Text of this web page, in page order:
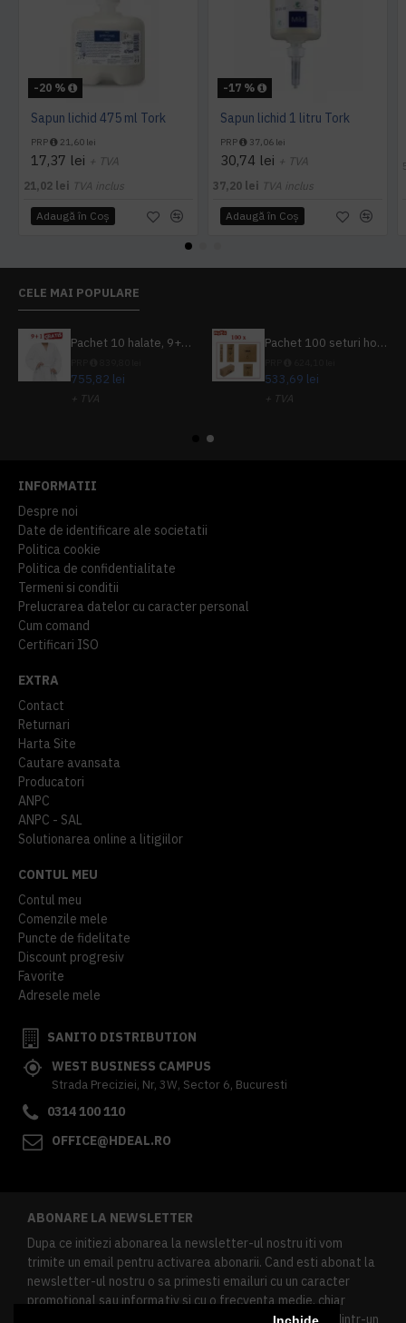
-20 %
Sapun lichid 475 ml Tork
PRP 21,60 lei
17,37 lei + TVA
21,02 lei TVA inclus
Adaugă în Coş
-17 %
Sapun lichid 1 litru Tork
PRP 37,06 lei
30,74 lei + TVA
37,20 lei TVA inclus
Adaugă în Coş
CELE MAI POPULARE
Pachet 10 halate, 9+1 gratuit
755,82 lei
+ TVA
Pachet 100 seturi hoteliere, set dentar, set barbierit, casca de dus, pila unghii, set cusut
533,69 lei
+ TVA
INFORMATII
Despre noi
Date de identificare ale societatii
Politica cookie
Politica de confidentialitate
Termeni si conditii
Prelucrarea datelor cu caracter personal
Cum comand
Certificari ISO
EXTRA
Contact
Returnari
Harta Site
Cautare avansata
Producatori
ANPC
ANPC - SAL
Solutionarea online a litigiilor
CONTUL MEU
Contul meu
Comenzile mele
Puncte de fidelitate
Discount progresiv
Favorite
Adresele mele
SANITO DISTRIBUTION
WEST BUSINESS CAMPUS
Strada Preciziei, Nr, 3W, Sector 6, Bucuresti
0314 100 110
OFFICE@HDEAL.RO
ABONARE LA NEWSLETTER
Dupa ce initiezi abonarea la newsletter-ul nostru iti vom
trimite un email pentru activarea abonarii. Cand esti abonat la
newsletter-ul nostru o sa primesti emailuri cu un caracter
promotional sau informativ si cu o frecventa medie, chiar
redusa. Daca doresti sa te dezabonezi poti urma linkul dintr-un